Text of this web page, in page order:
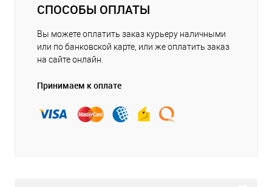
СПОСОБЫ ОПЛАТЫ
Вы можете оплатить заказ курьеру наличными
или по банковской карте, или же оплатить заказ
на сайте онлайн.
Принимаем к оплате